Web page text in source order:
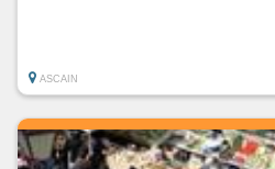
ASCAIN